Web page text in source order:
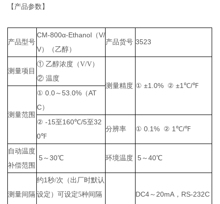
【产品参数】
产品型号
CM-800α-Ethanol（V/
V）
（乙醇）
产品货号 3523
测量项目
① 乙醇浓度（V/V）
② 温度
测量精度 ①±1.0% ②±1℃/℉
测量范围
①0.0～53.0%（AT
C）
②-15至160℃/5至32
0℉
分辨率 ①0.1% ② 1℃/℉
自动温度
补偿范围
5～30℃ 环境温度 5～40℃
测量间隔
约1秒/次（出厂时默认
设定）可设定5种间隔
DC4～20mA，RS-232C